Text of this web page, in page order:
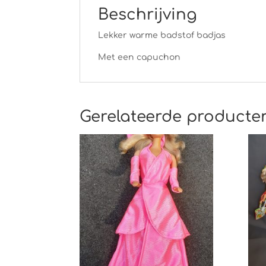
Beschrijving
Lekker warme badstof badjas
Met een capuchon
Gerelateerde